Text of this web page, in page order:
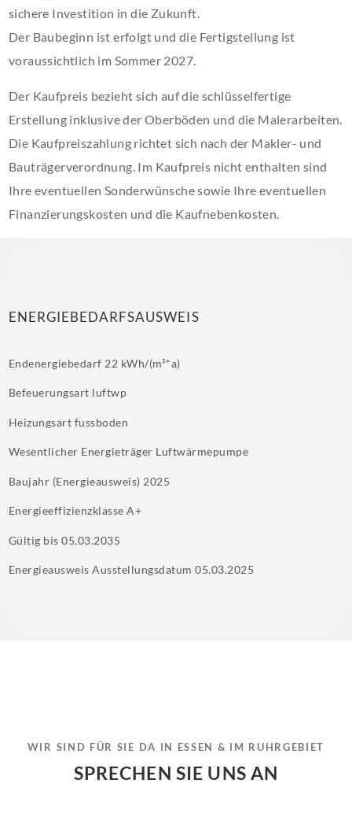
sichere Investition in die Zukunft.
Der Baubeginn ist erfolgt und die Fertigstellung ist
voraussichtlich im Sommer 2027.
Der Kaufpreis bezieht sich auf die schlüsselfertige
Erstellung inklusive der Oberböden und die Malerarbeiten.
Die Kaufpreiszahlung richtet sich nach der Makler- und
Bauträgerverordnung. Im Kaufpreis nicht enthalten sind
Ihre eventuellen Sonderwünsche sowie Ihre eventuellen
Finanzierungskosten und die Kaufnebenkosten.
ENERGIEBEDARFSAUSWEIS
Endenergiebedarf 22 kWh/(m²*a)
Befeuerungsart luftwp
Heizungsart fussboden
Wesentlicher Energieträger Luftwärmepumpe
Baujahr (Energieausweis) 2025
EnergieeffizienzklasseA+
Gültig bis05.03.2035
Energieausweis Ausstellungsdatum05.03.2025
WIR SIND FÜR SIE DA IN ESSEN & IM RUHRGEBIET
SPRECHEN SIE UNS AN